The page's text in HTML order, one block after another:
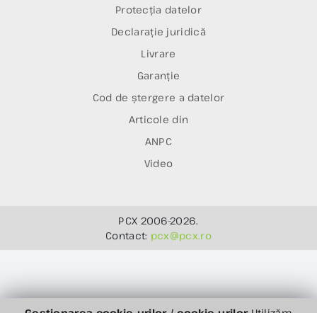
Protecția datelor
Declarație juridică
Livrare
Garanție
Cod de ștergere a datelor
Articole din
ANPC
Video
PCX 2006-2026.
Contact: pcx@pcx.ro